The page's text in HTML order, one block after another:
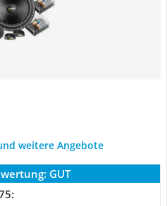
weitere Angebote
GUT